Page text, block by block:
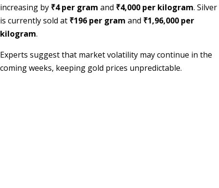
increasing by ₹4 per gram and ₹4,000 per kilogram. Silver
is currently sold at ₹196 per gram and ₹1,96,000 per
kilogram.
Experts suggest that market volatility may continue in the
coming weeks, keeping gold prices unpredictable.